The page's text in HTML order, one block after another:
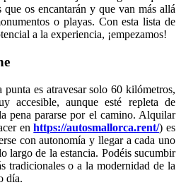
os encantarán y que van más allá
o playas. Con esta lista de
a la experiencia, ¡empezamos!
es atravesar solo 60 kilómetros,
accesible, aunque esté repleta de
pena pararse por el camino. Alquilar
enhttps://autosmallorca.rent/) es
con autonomía y llegar a cada uno
largo de la estancia. Podéis sucumbir
tradicionales o a la modernidad de la
día.